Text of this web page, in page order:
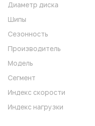
Диаметр диска
Шипы
Сезонность
Производитель
Модель
Сегмент
Индекс скорости
Индекс нагрузки